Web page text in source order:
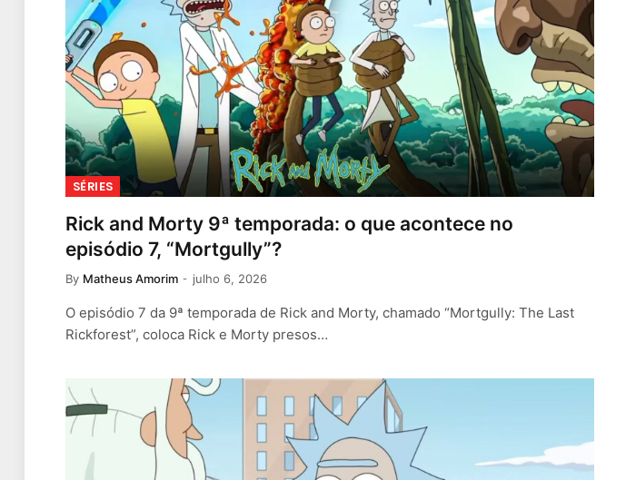
SÉRIES
Rick and Morty 9ª temporada: o que acontece no
episódio 7, “Mortgully”?
By Matheus Amorim julho 6, 2026
O episódio 7 da 9ª temporada de Rick and Morty, chamado “Mortgully: The Last
Rickforest”, coloca Rick e Morty presos…